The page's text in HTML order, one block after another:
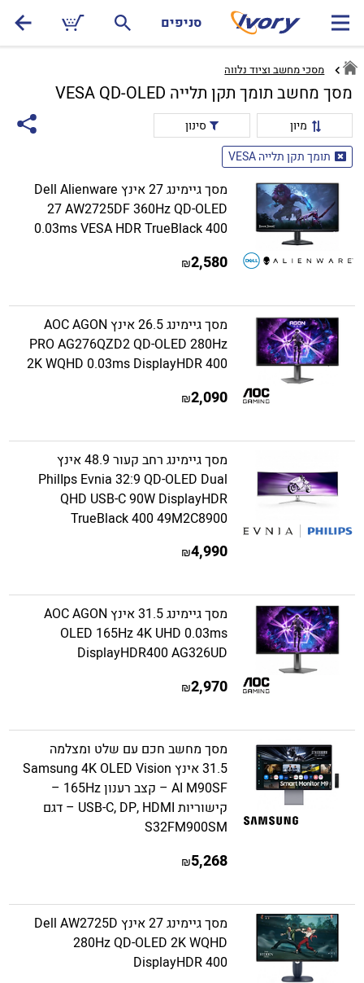
סניפים
מסכי מחשב וציוד נלווה
מסך מחשב תומך תקן תלייה VESA QD-OLED
מיון
סינון
תומך תקן תלייה VESA
מסך גיימינג 27 אינץ Dell Alienware
27 AW2725DF 360Hz QD-OLED
0.03ms VESA HDR TrueBlack 400
2,580
₪
מסך גיימינג 26.5 אינץ AOC AGON
PRO AG276QZD2 QD-OLED 280Hz
2K WQHD 0.03ms DisplayHDR 400
2,090
₪
מסך גיימינג רחב קעור 48.9 אינץ
PhilIps Evnia 32:9 QD-OLED Dual
QHD USB-C 90W DisplayHDR
TrueBlack 400 49M2C8900
4,990
₪
מסך גיימינג 31.5 אינץ AOC AGON
OLED 165Hz 4K UHD 0.03ms
DisplayHDR400 AG326UD
2,970
₪
מסך מחשב חכם עם שלט ומצלמה
31.5 אינץ Samsung 4K OLED Vision
AI M90SF – קצב רענון 165Hz –
קישוריות USB-C, DP, HDMI – דגם
S32FM900SM
5,268
₪
מסך גיימינג 27 אינץ Dell AW2725D
280Hz QD-OLED 2K WQHD
DisplayHDR 400